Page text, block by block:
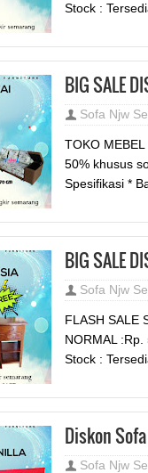
Stock :
BIG SALE
Sofa Njw
TOKO
50% khusus
Spesifikasi *
BIG SALE
Sofa Njw
FLASH SALE
NORMAL
Stock :
Diskon
Sofa Njw